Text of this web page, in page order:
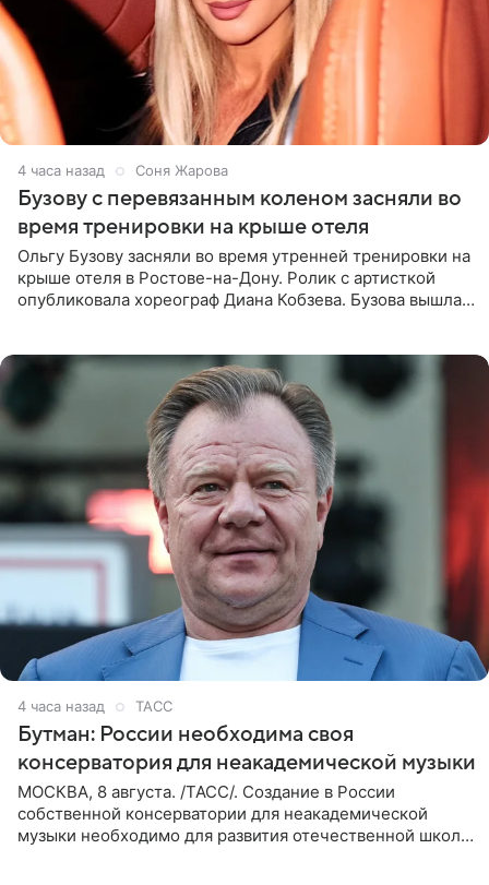
4 часа назад Соня Жарова
Бузову с перевязанным коленом засняли во
время тренировки на крыше отеля
Ольгу Бузову засняли во время утренней тренировки на
крыше отеля в Ростове-на-Дону. Ролик с артисткой
опубликовала хореограф Диана Кобзева. Бузова вышла
4 часа назад ТАСС
Бутман: России необходима своя
консерватория для неакадемической музыки
МОСКВА, 8 августа. /ТАСС/. Создание в России
собственной консерватории для неакадемической
музыки необходимо для развития отечественной школы